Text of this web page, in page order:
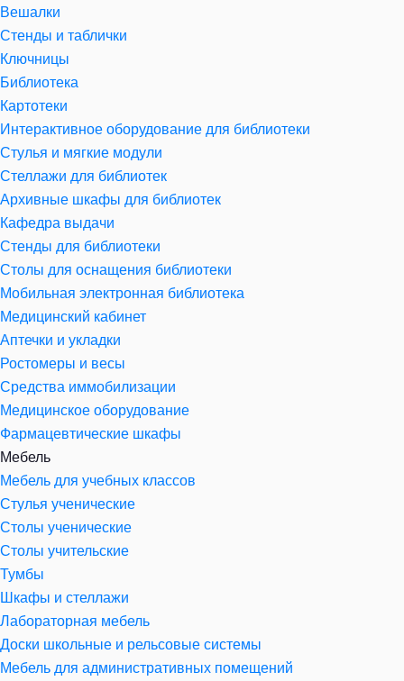
Вешалки
Стенды и таблички
Ключницы
Библиотека
Картотеки
Интерактивное оборудование для библиотеки
Стулья и мягкие модули
Стеллажи для библиотек
Архивные шкафы для библиотек
Кафедра выдачи
Стенды для библиотеки
Столы для оснащения библиотеки
Мобильная электронная библиотека
Медицинский кабинет
Аптечки и укладки
Ростомеры и весы
Средства иммобилизации
Медицинское оборудование
Фармацевтические шкафы
Мебель
Мебель для учебных классов
Стулья ученические
Столы ученические
Столы учительские
Тумбы
Шкафы и стеллажи
Лабораторная мебель
Доски школьные и рельсовые системы
Мебель для административных помещений